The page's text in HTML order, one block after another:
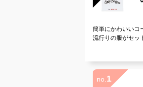
簡単にかわいいコ
流行りの服がセッ
no. 1